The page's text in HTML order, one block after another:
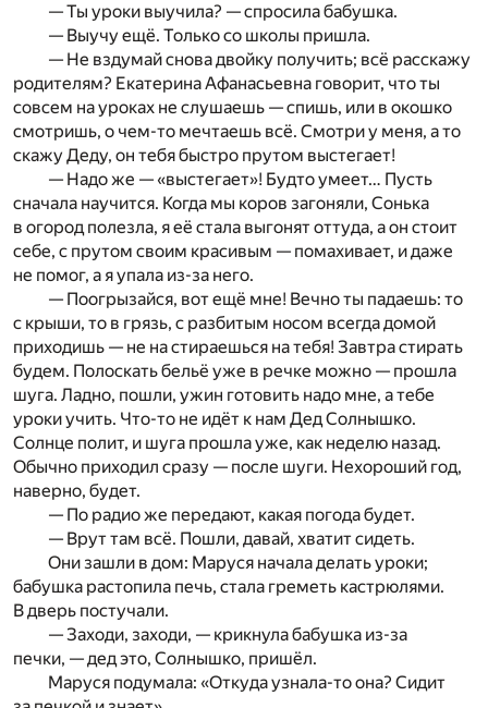
— Ты уроки выучила? — спросила бабушка.
— Выучу ещё. Только со школы пришла.
— Не вздумай снова двойку получить; всё расскажу
родителям? Екатерина Афанасьевна говорит, что ты
совсем на уроках не слушаешь — спишь, или в окошко
смотришь, о чем-то мечтаешь всё. Смотри у меня, а то
скажу Деду, он тебя быстро прутом выстегает!
— Надо же — «выстегает»! Будто умеет… Пусть
сначала научится. Когда мы коров загоняли, Сонька
в огород полезла, я её стала выгонят оттуда, а он стоит
себе, с прутом своим красивым — помахивает, и даже
не помог, а я упала из-за него.
— Поогрызайся, вот ещё мне! Вечно ты падаешь: то
с крыши, то в грязь, с разбитым носом всегда домой
приходишь — не на стираешься на тебя! Завтра стирать
будем. Полоскать бельё уже в речке можно — прошла
шуга. Ладно, пошли, ужин готовить надо мне, а тебе
уроки учить. Что-то не идёт к нам Дед Солнышко.
Солнце полит, и шуга прошла уже, как неделю назад.
Обычно приходил сразу — после шуги. Нехороший год,
наверно, будет.
— По радио же передают, какая погода будет.
— Врут там всё. Пошли, давай, хватит сидеть.
Они зашли в дом: Маруся начала делать уроки;
бабушка растопила печь, стала греметь кастрюлями.
В дверь постучали.
— Заходи, заходи, — крикнула бабушка из-за
печки, — дед это, Солнышко, пришёл.
Маруся подумала: «Откуда узнала-то она? Сидит